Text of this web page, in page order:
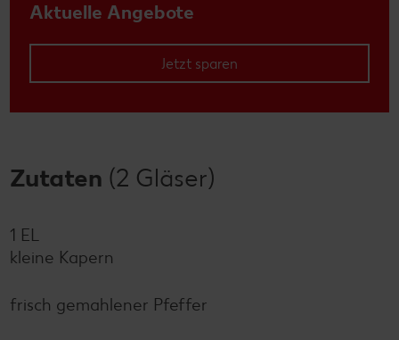
Aktuelle Angebote
Jetzt sparen
Zutaten (2 Gläser)
1 EL
kleine Kapern
frisch gemahlener Pfeffer